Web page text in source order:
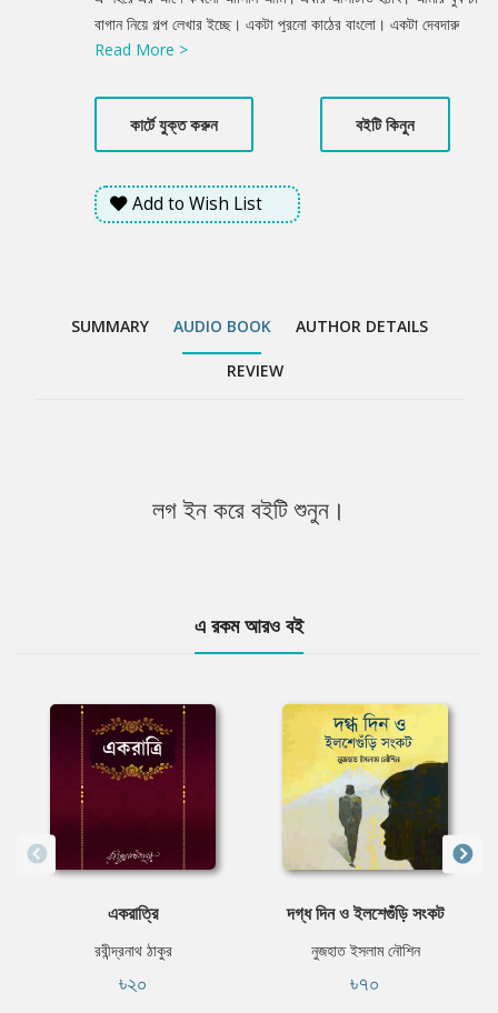
Summery
বাগান নিয়ে গল্প লেখার ইচ্ছে। একটা পুরনো কাঠের বাংলো। একটা দেবদারু
কিংবা ইউক্যালিপ্টাসের সারি। তার ওপারে সবুজ থেকে সবুজাভ, তারপর ধূসর
বুকের গহীন থেকে নিঙড়ে নিয়ে আসবে দুঃখ, অনন্ত হাহাকার। আমি সেই
হাহাকারের গল্প লিখব। কিন্তু আমার কতকাল ভালোবাসা হয় না কাউকে। ভালো
না বাসলে মানুষ দুঃখ পাবে কোথায়? এ শহরে তাই আমি দুঃখ পেতে এসেছি...
Read More >
কার্টে যুক্ত করুন বইটি কিনুন
Add to Wish List
SUMMARY AUDIO BOOK AUTHOR DETAILS
REVIEW
লগ ইন করে বইটি শুনুন।
এ রকম আরও বই
একরাত্রি
রবীন্দ্রনাথ ঠাকুর
৳২০
দগ্ধ দিন ও ইলশেগুঁড়ি সংকট
নুজহাত ইসলাম নৌশিন
৳৭০